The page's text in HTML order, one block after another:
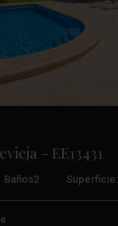
– EE13431
Baños2 Superficie: